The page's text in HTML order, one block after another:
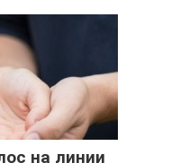
на линии